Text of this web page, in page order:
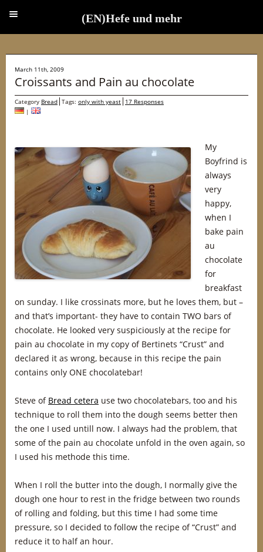
March 11th, 2009
Croissants and Pain au chocolate
Category Bread Tags: only with yeast 17 Responses
|
My
Boyfrind is
always
very
happy,
when I
bake pain
au
chocolate
for
breakfast
on sunday. I like crossinats more, but he loves them, but –
and that’s important- they have to contain TWO bars of
chocolate. He looked very suspiciously at the recipe for
pain au chocolate in my copy of Bertinets “Crust” and
declared it as wrong, because in this recipe the pain
contains only ONE chocolatebar!
Steve of Bread cetera use two chocolatebars, too and his
technique to roll them into the dough seems better then
the one I used untill now. I always had the problem, that
some of the pain au chocolate unfold in the oven again, so
I used his methode this time.
When I roll the butter into the dough, I normally give the
dough one hour to rest in the fridge between two rounds
of rolling and folding, but this time I had some time
pressure, so I decided to follow the recipe of “Crust” and
reduce it to half an hour.
(EN)Hefe und mehr
(EN)Hefe und mehr